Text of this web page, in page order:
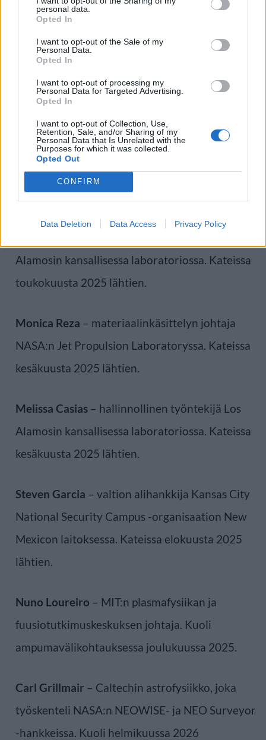
personal data.
Opted In
I want to opt-out of the Sale of my
Personal Data.
Opted In
I want to opt-out of processing my
Personal Data for Targeted Advertising.
Opted In
I want to opt-out of Collection, Use,
Retention, Sale, and/or Sharing of my
Personal Data that Is Unrelated with the
Purposes for which it was collected.
Opted Out
CONFIRM
Data Deletion Data Access Privacy Policy
2023. Häntä kuvailtiin tähtitieteilijäksi ja
taiteilijaksi. Kuolinsyytä ei ole kerrottu.
Frank Maiwald– johtava tutkija NASA:n Jet
Propulsion Laboratoryssa.
Kuoli heinäkuussa 2024. Kuolinsyytä ei ole
kerrottu. Muistokirjoituksessa hänen kerrottiin
eläneen elämän, jota leimasivat
omistautuminen, rakkaus ja ystävällisyys.
Alamosin kansallisessa laboratoriossa. Kateissa
toukokuusta 2025 lähtien.
Monica Reza – materiaalinkäsittelyn johtaja
NASA:n Jet Propulsion Laboratoryssa. Kateissa
kesäkuusta 2025 lähtien.
Melissa Casias – hallinnollinen työntekijä Los
Alamosin kansallisessa laboratoriossa. Kateissa
kesäkuusta 2025 lähtien.
Steven Garcia – valtion alihankkija Kansas City
National Security Campus -organisaation New
Mexicon laitoksessa. Kateissa elokuusta 2025
lähtien.
Nuno Loureiro – MIT:n plasmafysiikan ja
fuusiotutkimuskeskuksen johtaja. Kuoli
ampumavälikohtauksessa joulukuussa 2025.
Carl Grillmair – Caltechin astrofysiikko, joka
työskenteli NASA:n NEOWISE- ja NEO Surveyor
-hankkeissa. Kuoli helmikuussa 2026